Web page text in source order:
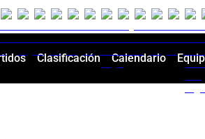
Clasificación Calendario